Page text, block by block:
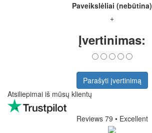
Paveikslėliai (nebūtina)
+
Įvertinimas:
Parašyti įvertinimą
Atsiliepimai iš mūsų klientų
Reviews 79 • Excellent